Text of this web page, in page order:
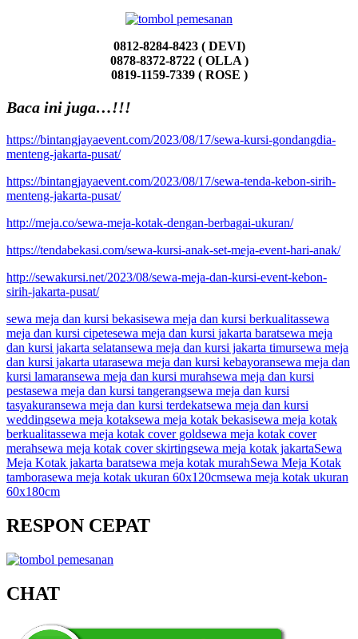
0812-8284-8423 ( DEVI)
0878-8372-8722 ( OLLA )
0819-1159-7339 ( ROSE )
Baca ini juga…!!!
https://bintangjayaevent.com/2023/08/17/sewa-kursi-gondangdia-
menteng-jakarta-pusat/
https://bintangjayaevent.com/2023/08/17/sewa-tenda-kebon-sirih-
menteng-jakarta-pusat/
http://meja.co/sewa-meja-kotak-dengan-berbagai-ukuran/
https://tendabekasi.com/sewa-kursi-anak-set-meja-event-hari-anak/
http://sewakursi.net/2023/08/sewa-meja-dan-kursi-event-kebon-
sirih-jakarta-pusat/
sewa meja dan kursi bekasisewa meja dan kursi berkualitassewa
meja dan kursi cipetesewa meja dan kursi jakarta baratsewa meja
dan kursi jakarta selatansewa meja dan kursi jakarta timursewa meja
dan kursi jakarta utarasewa meja dan kursi kebayoransewa meja dan
kursi lamaransewa meja dan kursi murahsewa meja dan kursi
pestasewa meja dan kursi tangerangsewa meja dan kursi
tasyakuransewa meja dan kursi terdekatsewa meja dan kursi
weddingsewa meja kotaksewa meja kotak bekasisewa meja kotak
berkualitassewa meja kotak cover goldsewa meja kotak cover
merahsewa meja kotak cover skirtingsewa meja kotak jakartaSewa
Meja Kotak jakarta baratsewa meja kotak murahSewa Meja Kotak
tamborasewa meja kotak ukuran 60x120cmsewa meja kotak ukuran
60x180cm
RESPON CEPAT
CHAT